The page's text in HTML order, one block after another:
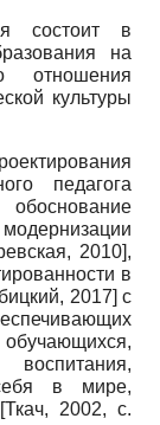
состоит в
на
отношения
культуры
педагога
2010],
в
2017] с
в мире,
[Ткач, 2002, с.